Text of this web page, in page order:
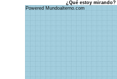
¿Qué estoy mirando?
Powered Mundoalterno.com